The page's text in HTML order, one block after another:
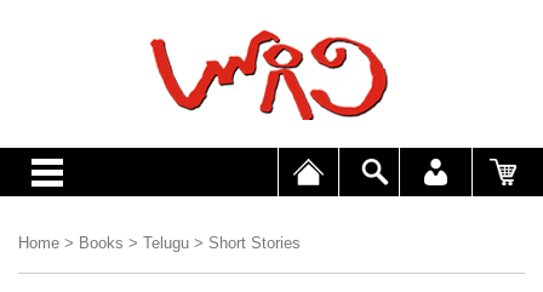
Home > Books > Telugu > Short Stories